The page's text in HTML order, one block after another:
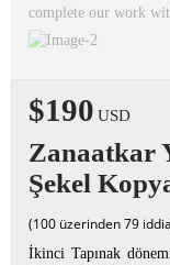
complete our work
$190 USD
Zanaatkar
Şekel
(100 üzerinden 79
İkinci Tapınak